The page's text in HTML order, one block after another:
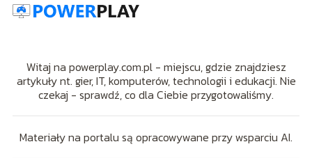
Witaj na powerplay.com.pl - miejscu, gdzie znajdziesz
artykuły nt. gier, IT, komputerów, technologii i edukacji. Nie
czekaj - sprawdź, co dla Ciebie przygotowaliśmy.
Materiały na portalu są opracowywane przy wsparciu AI.